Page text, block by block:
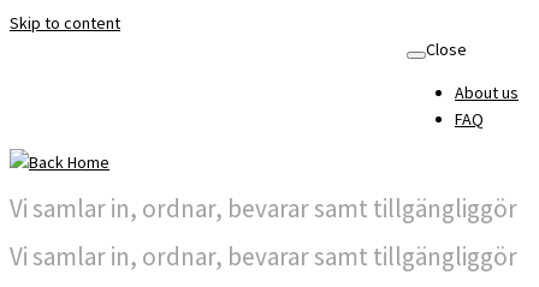
Skip to content
Close
About us
FAQ
Vi samlar in, ordnar, bevarar samt tillgängliggör
Vi samlar in, ordnar, bevarar samt tillgängliggör